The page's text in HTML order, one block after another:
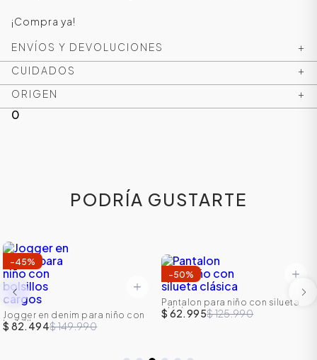
¡Compra ya!
ENVÍOS Y DEVOLUCIONES
+
CUIDADOS
+
ORIGEN
+
0
PODRÍA GUSTARTE
-45%
Jogger en denim para niño con
bolsillos cargos
$ 82.494$ 149.990
-50%
Pantalon para niño con silueta
clásica
$ 62.995$ 125.990